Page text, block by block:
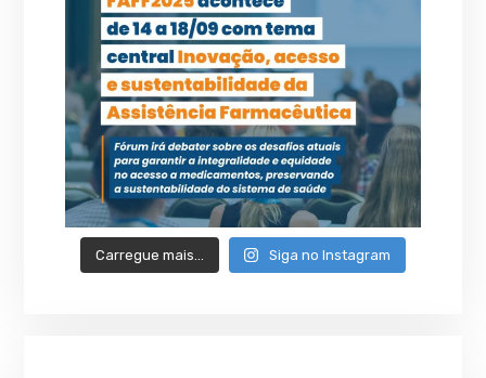
Carregue mais… Siga no Instagram